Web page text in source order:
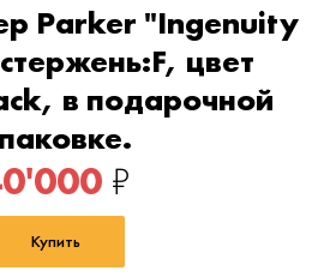
Parker "Ingenuity
цвет
в подарочной
₽
Купить